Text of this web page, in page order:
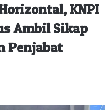
KNPI
Ambil Sikap
Penjabat